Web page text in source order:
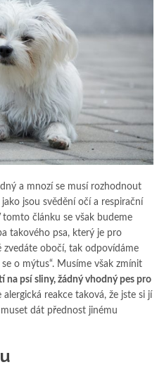
a mnozí se musí rozhodnout
jsou svědění očí a respirační
článku se však budeme
takového psa, který je pro
obočí, tak odpovídáme
o mýtus“. Musíme však zmínit
na psí sliny, žádný vhodný pes pro
alergická reakce taková, že jste si jí
dát přednost jinému